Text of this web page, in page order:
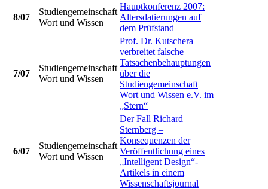
8/07
Studiengemeinschaft
Wort und Wissen
Hauptkonferenz 2007:
Altersdatierungen auf
dem Prüfstand
7/07
Studiengemeinschaft
Wort und Wissen
Prof. Dr. Kutschera
verbreitet falsche
Tatsachenbehauptungen
über die
Studiengemeinschaft
Wort und Wissen e.V. im
„Stern“
6/07
Studiengemeinschaft
Wort und Wissen
Der Fall Richard
Sternberg –
Konsequenzen der
Veröffentlichung eines
„Intelligent Design“-
Artikels in einem
Wissenschaftsjournal